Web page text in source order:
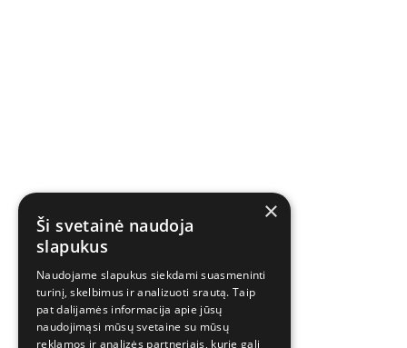
×
Ši svetainė naudoja
slapukus
Naudojame slapukus siekdami suasmeninti
turinį, skelbimus ir analizuoti srautą. Taip
pat dalijamės informacija apie jūsų
naudojimąsi mūsų svetaine su mūsų
reklamos ir analizės partneriais, kurie gali